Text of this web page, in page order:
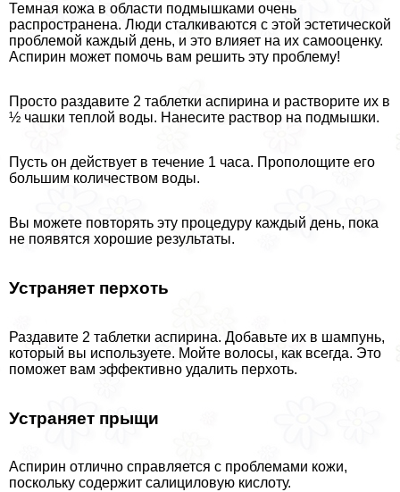
Темная кожа в области подмышками очень
распространена. Люди сталкиваются с этой эстетической
проблемой каждый день, и это влияет на их самооценку.
Аспирин может помочь вам решить эту проблему!
Просто раздавите 2 таблетки аспирина и растворите их в
½ чашки теплой воды. Нанесите раствор на подмышки.
Пусть он действует в течение 1 часа. Прополощите его
большим количеством воды.
Вы можете повторять эту процедуру каждый день, пока
не появятся хорошие результаты.
Устраняет перхоть
Раздавите 2 таблетки аспирина. Добавьте их в шампунь,
который вы используете. Мойте волосы, как всегда. Это
поможет вам эффективно удалить перхоть.
Устраняет прыщи
Аспирин отлично справляется с проблемами кожи,
поскольку содержит салициловую кислоту.